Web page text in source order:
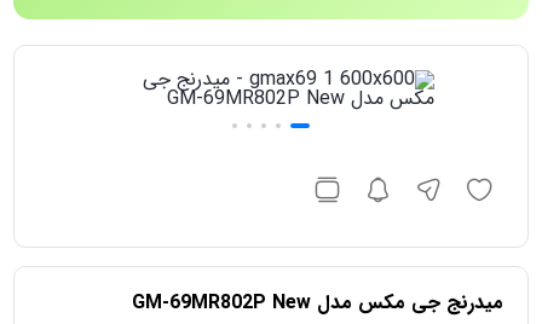
میدرنج جی مکس مدل GM-69MR802P New